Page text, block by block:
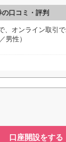
口コミ・評判
、オンライン取引
男性）
口座開設をする